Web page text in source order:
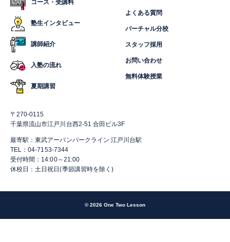
コース・受講料
塾生インタビュー
講師紹介
入塾の流れ
夏期講習
よくある質問
バーチャル分校
スタッフ採用
お問い合わせ
無料体験授業
〒270-0115
千葉県流山市江戸川台西2-51 合田ビル3F
最寄駅：東武アーバンパークライン 江戸川台駅
TEL：04-7153-7344
受付時間：14:00～21:00
休校日：土日祝日(季節講習時を除く)
© 2026 One Two Lesson